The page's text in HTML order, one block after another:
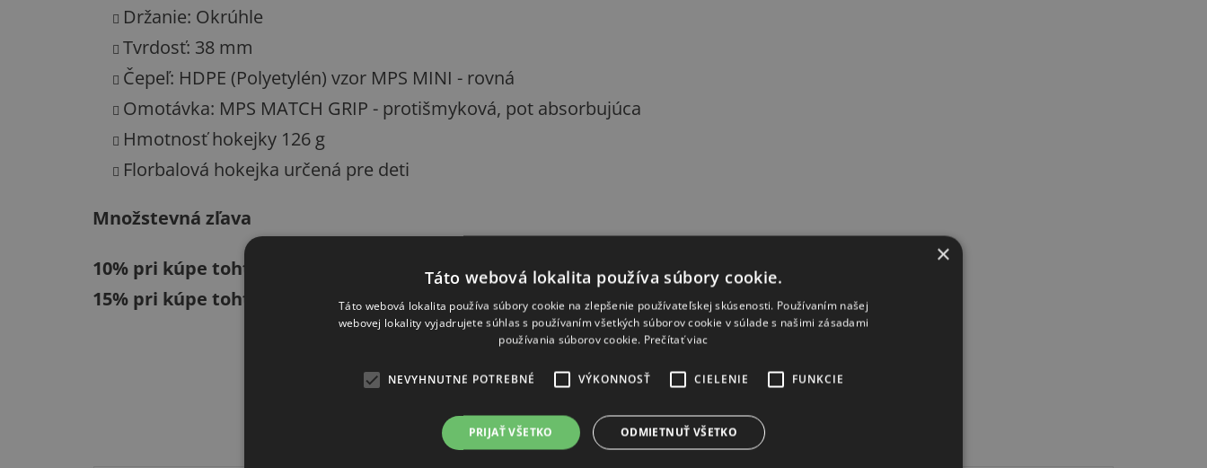
Držanie: Okrúhle
Tvrdosť: 38 mm
Čepeľ: HDPE (Polyetylén) vzor MPS MINI - rovná
Omotávka: MPS MATCH GRIP - protišmyková, pot absorbujúca
Hmotnosť hokejky 126 g
Florbalová hokejka určená pre deti
Množstevná zľava
10% pri kúpe tohto výrobku od 5 kusov
15% pri kúpe tohto výrobku od 10 kusov
×
Táto webová lokalita používa súbory cookie.
Táto webová lokalita používa súbory cookie na zlepšenie používateľskej skúsenosti. Používaním našej
webovej lokality vyjadrujete súhlas s používaním všetkých súborov cookie v súlade s našimi zásadami
používania súborov cookie. Prečítať viac
NEVYHNUTNE POTREBNÉ VÝKONNOSŤ CIELENIE FUNKCIE
PRIJAŤ VŠETKO ODMIETNUŤ VŠETKO